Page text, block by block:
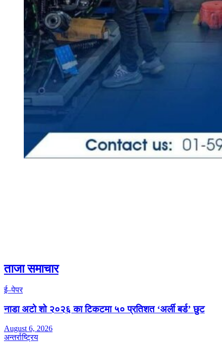
ताजा समाचार
ई–पेपर
नाडा अटो शो २०२६ का टिकटमा ५० प्रतिशत ‘अर्ली बर्ड’ छुट
August 6, 2026
अन्तर्राष्ट्रिय